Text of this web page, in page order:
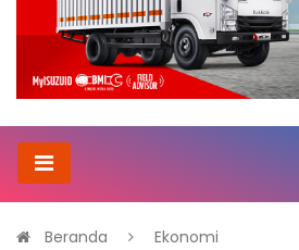
Beranda Ekonomi